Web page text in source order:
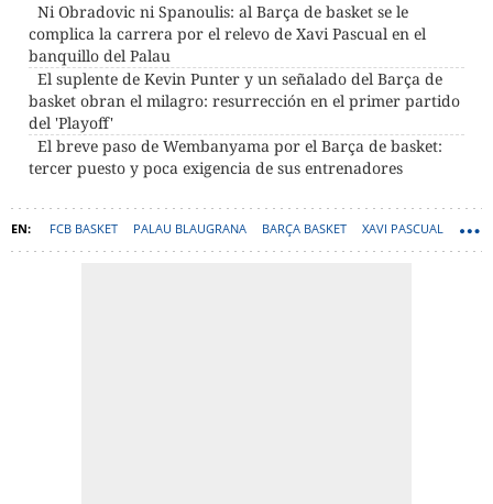
Ni Obradovic ni Spanoulis: al Barça de basket se le
complica la carrera por el relevo de Xavi Pascual en el
banquillo del Palau
El suplente de Kevin Punter y un señalado del Barça de
basket obran el milagro: resurrección en el primer partido
del 'Playoff'
El breve paso de Wembanyama por el Barça de basket:
tercer puesto y poca exigencia de sus entrenadores
FCB BASKET PALAU BLAUGRANA BARÇA BASKET XAVI PASCUAL